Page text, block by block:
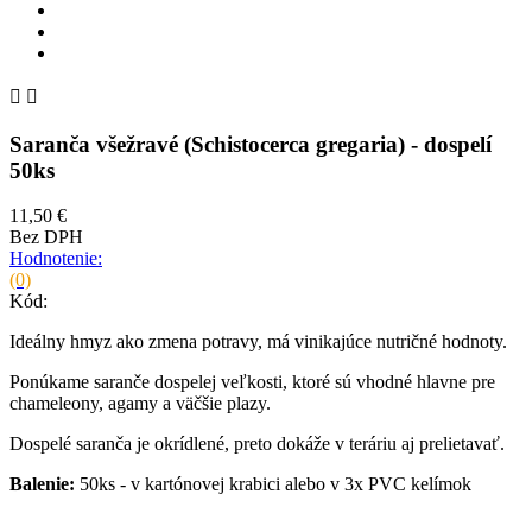
 
Saranča všežravé (Schistocerca gregaria) - dospelí
50ks
11,50 €
Bez DPH
Hodnotenie:
(0)
Kód:
Ideálny hmyz ako zmena potravy, má vinikajúce nutričné hodnoty.
Ponúkame saranče dospelej veľkosti, ktoré sú vhodné hlavne pre
chameleony, agamy a väčšie plazy.
Dospelé saranča je okrídlené, preto dokáže v teráriu aj prelietavať.
Balenie: 50ks - v kartónovej krabici alebo v 3x PVC kelímok